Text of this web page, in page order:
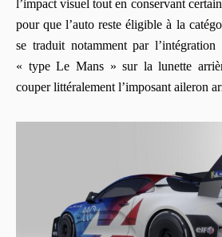
l’impact visuel tout en conservant
pour que l’auto reste éligible à la
se traduit notamment par
« type Le Mans » sur la lunette
couper littéralement l’imposant aileron